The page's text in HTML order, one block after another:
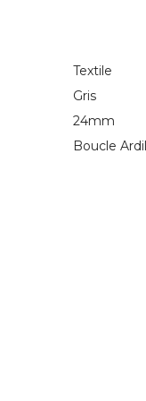
Textile
Gris
24mm
Boucle